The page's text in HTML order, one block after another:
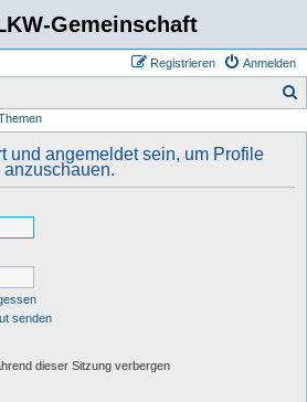
Gemeinschaft
Anmelden
Registrieren
und angemeldet sein, um Profile
anzuschauen.
senden
dieser Sitzung verbergen